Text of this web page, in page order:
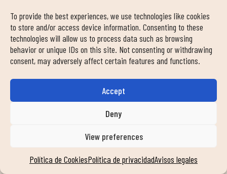
To provide the best experiences, we use technologies like cookies
to store and/or access device information. Consenting to these
technologies will allow us to process data such as browsing
behavior or unique IDs on this site. Not consenting or withdrawing
consent, may adversely affect certain features and functions.
Accept
Deny
View preferences
Política de CookiesPolítica de privacidadAvisos legales
¿EN QUÉ PODEMOS
AYUDARTE?